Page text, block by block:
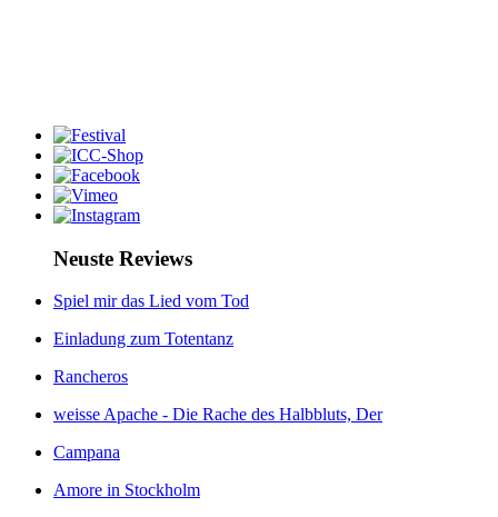
Neuste Reviews
Spiel mir das Lied vom Tod
Einladung zum Totentanz
Rancheros
weisse Apache - Die Rache des Halbbluts, Der
Campana
Amore in Stockholm